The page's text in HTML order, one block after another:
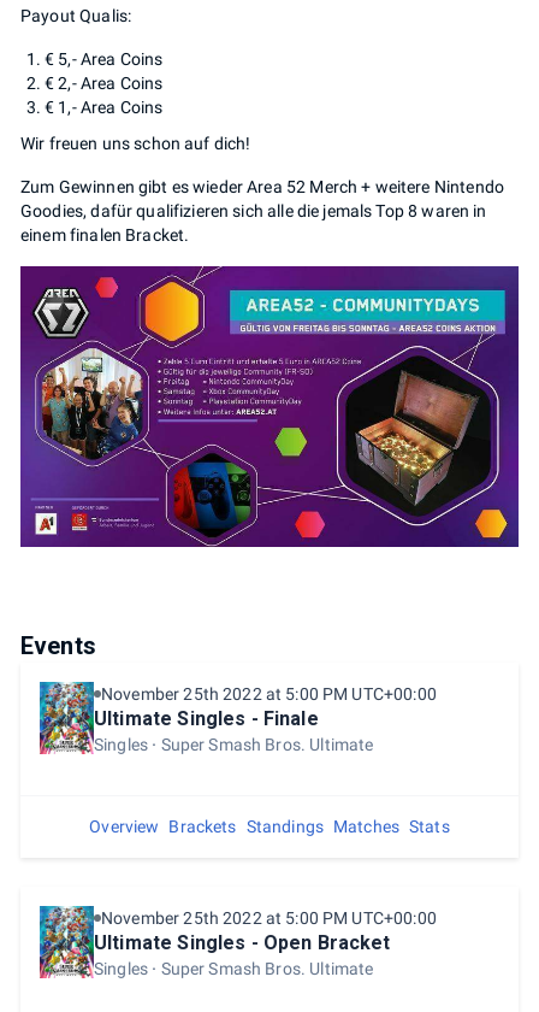
Payout Qualis:
€ 5,- Area Coins
€ 2,- Area Coins
€ 1,- Area Coins
Wir freuen uns schon auf dich!
Zum Gewinnen gibt es wieder Area 52 Merch + weitere Nintendo
Goodies, dafür qualifizieren sich alle die jemals Top 8 waren in
einem finalen Bracket.
Events
November 25th 2022 at 5:00 PM UTC+00:00
Ultimate Singles - Finale
Singles Super Smash Bros. Ultimate
Overview Brackets Standings Matches Stats
November 25th 2022 at 5:00 PM UTC+00:00
Ultimate Singles - Open Bracket
Singles Super Smash Bros. Ultimate